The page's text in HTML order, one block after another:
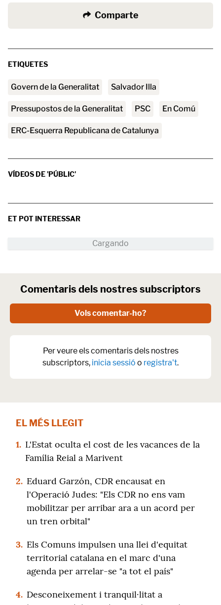
Comparte
ETIQUETES
Govern de la Generalitat Salvador Illa
Pressupostos de la Generalitat PSC En Comú
ERC-Esquerra Republicana de Catalunya
VÍDEOS DE 'PÚBLIC'
ET POT INTERESSAR
Comentaris dels nostres subscriptors
Vols comentar-ho?
Per veure els comentaris dels nostres
subscriptors, inicia sessió o registra't.
EL MÉS LLEGIT
1. L'Estat oculta el cost de les vacances de la
Família Reial a Marivent
2. Eduard Garzón, CDR encausat en
l'Operació Judes: "Els CDR no ens vam
mobilitzar per arribar ara a un acord per
un tren orbital"
3. Els Comuns impulsen una llei d'equitat
territorial catalana en el marc d'una
agenda per arrelar-se "a tot el país"
4. Desconeixement i tranquil·litat a